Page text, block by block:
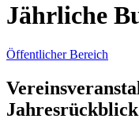
Jährliche
Öffentlicher Bereich
Jahresrückblick